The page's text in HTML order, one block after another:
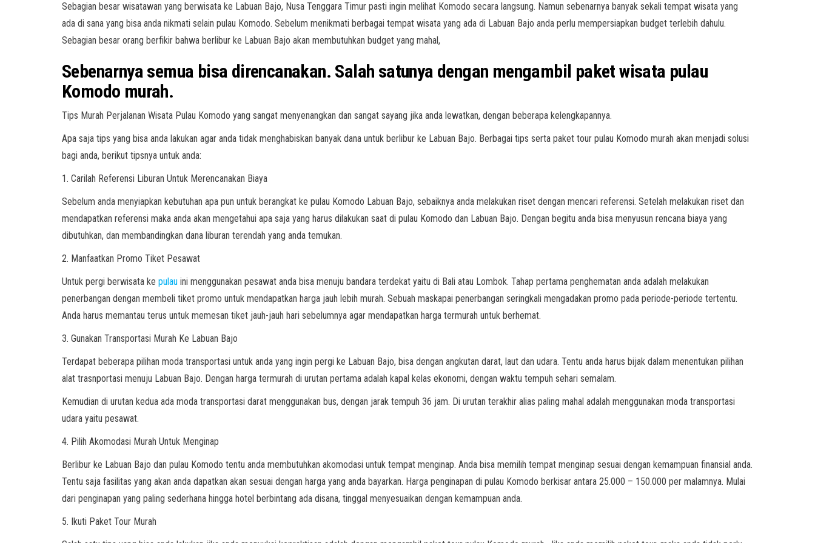
Sebagian besar wisatawan yang berwisata ke Labuan Bajo, Nusa Tenggara Timur pasti ingin melihat Komodo secara langsung. Namun sebenarnya banyak sekali tempat wisata yang
ada di sana yang bisa anda nikmati selain pulau Komodo. Sebelum menikmati berbagai tempat wisata yang ada di Labuan Bajo anda perlu mempersiapkan budget terlebih dahulu.
Sebagian besar orang berfikir bahwa berlibur ke Labuan Bajo akan membutuhkan budget yang mahal,
Sebenarnya semua bisa direncanakan. Salah satunya dengan mengambil paket wisata pulau
Komodo murah.
Tips Murah Perjalanan Wisata Pulau Komodo yang sangat menyenangkan dan sangat sayang jika anda lewatkan, dengan beberapa kelengkapannya.
Apa saja tips yang bisa anda lakukan agar anda tidak menghabiskan banyak dana untuk berlibur ke Labuan Bajo. Berbagai tips serta paket tour pulau Komodo murah akan menjadi solusi
bagi anda, berikut tipsnya untuk anda:
1. Carilah Referensi Liburan Untuk Merencanakan Biaya
Sebelum anda menyiapkan kebutuhan apa pun untuk berangkat ke pulau Komodo Labuan Bajo, sebaiknya anda melakukan riset dengan mencari referensi. Setelah melakukan riset dan
mendapatkan referensi maka anda akan mengetahui apa saja yang harus dilakukan saat di pulau Komodo dan Labuan Bajo. Dengan begitu anda bisa menyusun rencana biaya yang
dibutuhkan, dan membandingkan dana liburan terendah yang anda temukan.
2. Manfaatkan Promo Tiket Pesawat
Untuk pergi berwisata ke pulau ini menggunakan pesawat anda bisa menuju bandara terdekat yaitu di Bali atau Lombok. Tahap pertama penghematan anda adalah melakukan
penerbangan dengan membeli tiket promo untuk mendapatkan harga jauh lebih murah. Sebuah maskapai penerbangan seringkali mengadakan promo pada periode-periode tertentu.
Anda harus memantau terus untuk memesan tiket jauh-jauh hari sebelumnya agar mendapatkan harga termurah untuk berhemat.
3. Gunakan Transportasi Murah Ke Labuan Bajo
Terdapat beberapa pilihan moda transportasi untuk anda yang ingin pergi ke Labuan Bajo, bisa dengan angkutan darat, laut dan udara. Tentu anda harus bijak dalam menentukan pilihan
alat trasnportasi menuju Labuan Bajo. Dengan harga termurah di urutan pertama adalah kapal kelas ekonomi, dengan waktu tempuh sehari semalam.
Kemudian di urutan kedua ada moda transportasi darat menggunakan bus, dengan jarak tempuh 36 jam. Di urutan terakhir alias paling mahal adalah menggunakan moda transportasi
udara yaitu pesawat.
4. Pilih Akomodasi Murah Untuk Menginap
Berlibur ke Labuan Bajo dan pulau Komodo tentu anda membutuhkan akomodasi untuk tempat menginap. Anda bisa memilih tempat menginap sesuai dengan kemampuan finansial anda.
Tentu saja fasilitas yang akan anda dapatkan akan sesuai dengan harga yang anda bayarkan. Harga penginapan di pulau Komodo berkisar antara 25.000 – 150.000 per malamnya. Mulai
dari penginapan yang paling sederhana hingga hotel berbintang ada disana, tinggal menyesuaikan dengan kemampuan anda.
5. Ikuti Paket Tour Murah